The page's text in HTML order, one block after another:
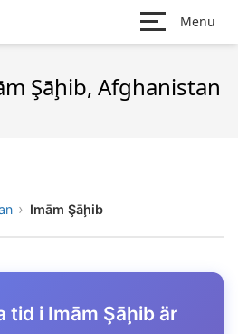
Menu
Şāḩib, Afghanistan
Imām Şāḩib
tid i Imām Şāḩib är